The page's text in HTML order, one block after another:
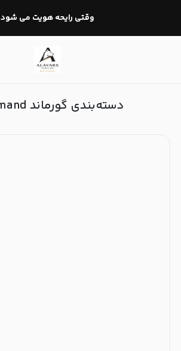
وقتی رایحه هویت می شود
دسته‌بندی گورماند Gourmand